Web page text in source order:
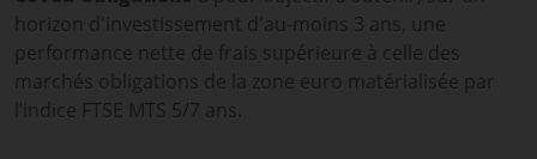
horizon d'investissement d'au-moins 3 ans, une
performance nette de frais supérieure à celle des
marchés obligations de la zone euro matérialisée par
l’indice FTSE MTS 5/7 ans.